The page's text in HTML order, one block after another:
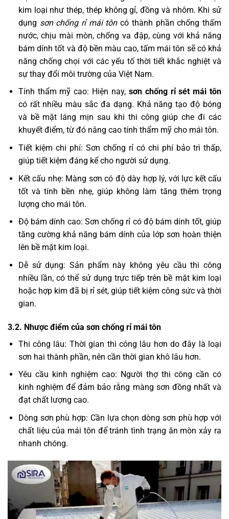
kim loại như thép, thép không gỉ, đồng và nhôm. Khi sử
dụng sơn chống rỉ mái tôncó thành phần chống thấm
nước, chịu mài mòn, chống va đập, cùng với khả năng
bám dính tốt và độ bền màu cao, tấm mái tôn sẽ có khả
năng chống chọi với các yếu tố thời tiết khắc nghiệt và
sự thay đổi môi trường của Việt Nam.
Tính thẩm mỹ cao: Hiện nay, sơn chống rỉ sét mái tôn
có rất nhiều màu sắc đa dạng. Khả năng tạo độ bóng
và bề mặt láng mịn sau khi thi công giúp che đi các
khuyết điểm, từ đó nâng cao tính thẩm mỹ cho mái tôn.
Tiết kiệm chi phí: Sơn chống rỉ có chi phí bảo trì thấp,
giúp tiết kiệm đáng kể cho người sử dụng.
Kết cấu nhẹ: Màng sơn có độ dày hợp lý, với lực kết cấu
tốt và tính bền nhẹ, giúp không làm tăng thêm trọng
lượng cho mái tôn.
Độ bám dính cao: Sơn chống rỉ có độ bám dính tốt, giúp
tăng cường khả năng bám dính của lớp sơn hoàn thiện
lên bề mặt kim loại.
Dễ sử dụng: Sản phẩm này không yêu cầu thi công
nhiều lần, có thể sử dụng trực tiếp trên bề mặt kim loại
hoặc hợp kim đã bị rỉ sét, giúp tiết kiệm công sức và thời
gian.
3.2. Nhược điểm của sơn chống rỉ mái tôn
Thi công lâu: Thời gian thi công lâu hơn do đây là loại
sơn hai thành phần, nên cần thời gian khô lâu hơn.
Yêu cầu kinh nghiệm cao: Người thợ thi công cần có
kinh nghiệm để đảm bảo rằng màng sơn đồng nhất và
đạt chất lượng cao.
Dòng sơn phù hợp: Cần lựa chọn dòng sơn phù hợp với
chất liệu của mái tôn để tránh tình trạng ăn mòn xảy ra
nhanh chóng.